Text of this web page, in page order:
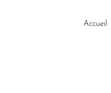
Accueil